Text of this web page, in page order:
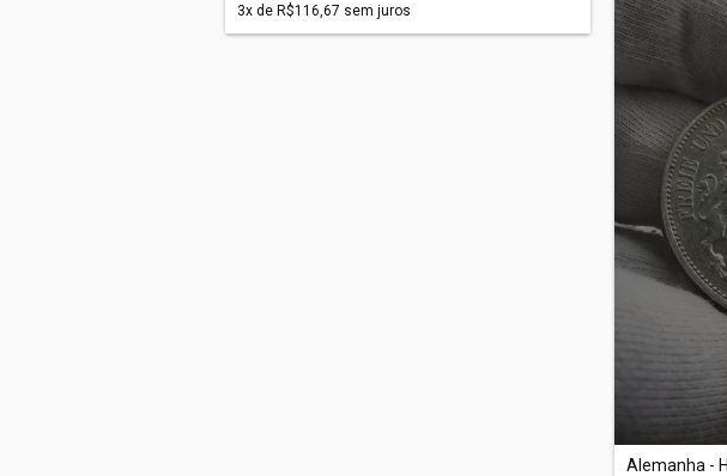
3x de R$116,67 sem juros
Alemanha -